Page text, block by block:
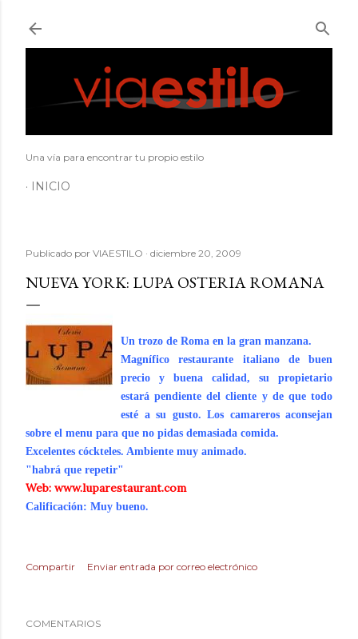
Una vía para encontrar tu propio estilo
INICIO
Publicado por VIAESTILO diciembre 20, 2009
NUEVA YORK: LUPA OSTERIA ROMANA
Un trozo de Roma en la gran manzana.
Magnífico restaurante italiano de buen
precio y buena calidad, su propietario
estará pendiente del cliente y de que todo
esté a su gusto. Los camareros aconsejan
sobre el menu para que no pidas demasiada comida.
Excelentes cóckteles. Ambiente muy animado.
"habrá que repetir"
Web: www.luparestaurant.com
Calificación: Muy bueno.
Compartir Enviar entrada por correo electrónico
COMENTARIOS